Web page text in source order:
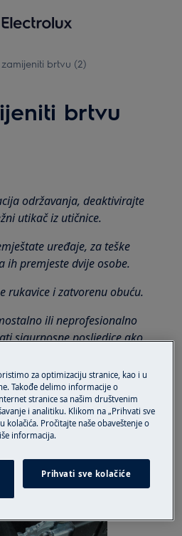
brtvu (2)
brtvu
održavanja, deaktivirajte
utikač iz utičnice.
uređaje, za teške
ih premjeste dvije osobe.
rukavice i zatvorenu obuću.
ili neprofesionalno
sigurnosne posljedice ako
vrata na obje strane
za optimizaciju stranice, kao i u
Takođe delimo informacije o
stranice sa našim društvenim
i analitiku. Klikom na „Prihvati sve
kolačića. Pročitajte naše obaveštenje o
informacija.
Prihvati sve kolačiće